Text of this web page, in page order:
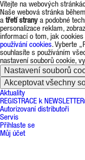
Vítejte na webových
Naše webová stránka
a třetí strany a podobné
personalizace reklam,
informací o tom, jak
používání cookies. Vyberte
souhlasíte s používáním
nastavení souborů cookie,
Nastavení souborů
Akceptovat všechny
Aktuality
REGISTRACE k
Autorizovaní distributoři
Servis
Přihlaste se
Můj účet